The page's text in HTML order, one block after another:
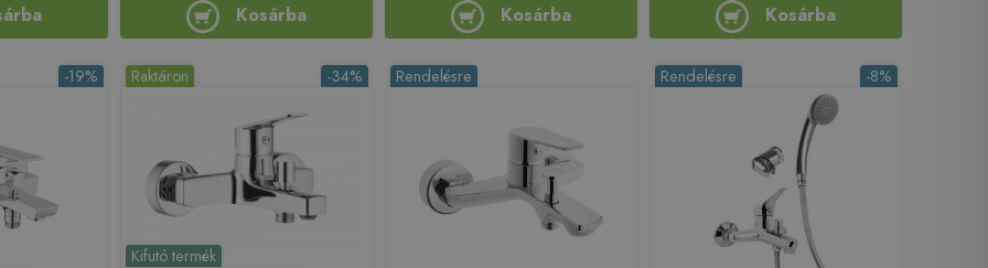
Kosárba Kosárba Kosárba
-19%
Kifutó termék
-34%
Raktáron Rendelésre -8%
Rendelésre